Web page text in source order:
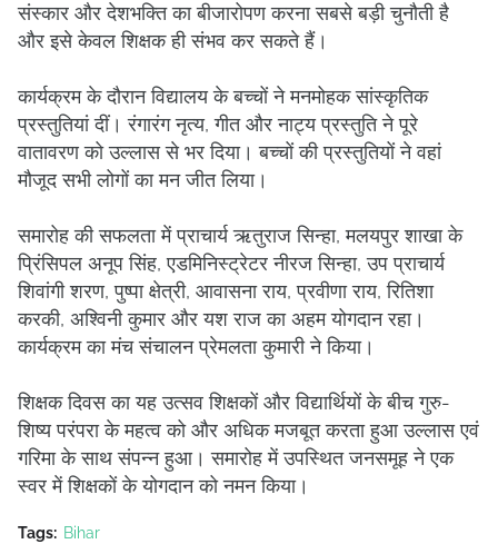
संस्कार और देशभक्ति का बीजारोपण करना सबसे बड़ी चुनौती है
और इसे केवल शिक्षक ही संभव कर सकते हैं।
कार्यक्रम के दौरान विद्यालय के बच्चों ने मनमोहक सांस्कृतिक
प्रस्तुतियां दीं। रंगारंग नृत्य, गीत और नाट्य प्रस्तुति ने पूरे
वातावरण को उल्लास से भर दिया। बच्चों की प्रस्तुतियों ने वहां
मौजूद सभी लोगों का मन जीत लिया।
समारोह की सफलता में प्राचार्य ऋतुराज सिन्हा, मलयपुर शाखा के
प्रिंसिपल अनूप सिंह, एडमिनिस्ट्रेटर नीरज सिन्हा, उप प्राचार्य
शिवांगी शरण, पुष्पा क्षेत्री, आवासना राय, प्रवीणा राय, रितिशा
करकी, अश्विनी कुमार और यश राज का अहम योगदान रहा।
कार्यक्रम का मंच संचालन प्रेमलता कुमारी ने किया।
शिक्षक दिवस का यह उत्सव शिक्षकों और विद्यार्थियों के बीच गुरु-
शिष्य परंपरा के महत्व को और अधिक मजबूत करता हुआ उल्लास एवं
गरिमा के साथ संपन्न हुआ। समारोह में उपस्थित जनसमूह ने एक
स्वर में शिक्षकों के योगदान को नमन किया।
Tags: Bihar